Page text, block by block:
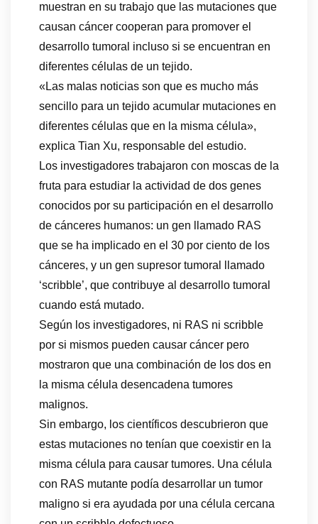
muestran en su trabajo que las mutaciones que
causan cáncer cooperan para promover el
desarrollo tumoral incluso si se encuentran en
diferentes células de un tejido.
«Las malas noticias son que es mucho más
sencillo para un tejido acumular mutaciones en
diferentes células que en la misma célula»,
explica Tian Xu, responsable del estudio.
Los investigadores trabajaron con moscas de la
fruta para estudiar la actividad de dos genes
conocidos por su participación en el desarrollo
de cánceres humanos: un gen llamado RAS
que se ha implicado en el 30 por ciento de los
cánceres, y un gen supresor tumoral llamado
‘scribble’, que contribuye al desarrollo tumoral
cuando está mutado.
Según los investigadores, ni RAS ni scribble
por si mismos pueden causar cáncer pero
mostraron que una combinación de los dos en
la misma célula desencadena tumores
malignos.
Sin embargo, los científicos descubrieron que
estas mutaciones no tenían que coexistir en la
misma célula para causar tumores. Una célula
con RAS mutante podía desarrollar un tumor
maligno si era ayudada por una célula cercana